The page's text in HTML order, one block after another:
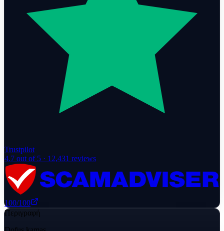
Trustpilot
4.7 out of 5 · 12,431 reviews
100/100
Περιγραφή